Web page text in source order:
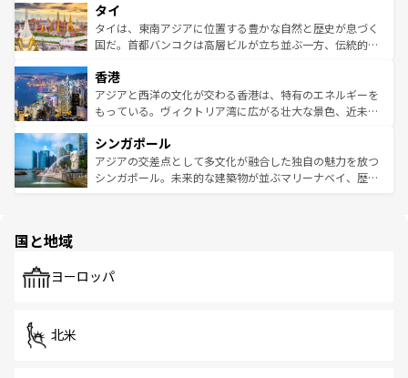
リティに包まれながら、韓国の多彩な魅力を心ゆくまで味
わってみてほしい。 なお、新着の韓国情報はコンテンツ一
覧を参照してほしい。
急速な発展と共に伝統が息づく。ハノイの古い町並みやホ
ーチミン市のフランス統治時代の建物も、独特の雰囲気を
醸し出している。また、バラエティの豊かさとおいしさで
とつ。フォーやバインミー、ベトナムコーヒーなどは、ぜ
ひ現地で味わいたい。どの地域を訪れてもあたたかい人々
が旅行者を迎えてくれるので、きっと忘れられない旅にな
参照してほしい。
タイ
タイは、東南アジアに位置する豊かな自然と歴史が息づく
国だ。首都バンコクは高層ビルが立ち並ぶ一方、伝統的な
の活気が交差している。北部ではチェンマイなどの山岳地
帯で自然と触れ合い、南部ではプーケットやクラビの美し
いビーチでリゾート気分を楽しむことができる。タイ料理
激する。気候は一年中温暖で、どの季節にも異なる楽しみ
が待っている。親しみやすいタイの人々、仏教を中心とし
た文化、そして多様な観光資源が、訪れる旅人を魅了し続
香港
アジアと西洋の文化が交わる香港は、特有のエネルギーを
もっている。ヴィクトリア湾に広がる壮大な景色、近未来
み、どこを訪れても感動するはず。観光スポットが密集し
ており、効率よく見どころを回れるのも魅力。息をのむよ
うな絶景から文化的な体験まで、香港を存分に楽しみ尽く
シンガポール
アジアの交差点として多文化が融合した独自の魅力を放つ
シンガポール。未来的な建築物が並ぶマリーナベイ、歴史
で、ホーカーズは地元の風情を楽しめる外せないスポット
国と地域
ヨーロッパ
北米